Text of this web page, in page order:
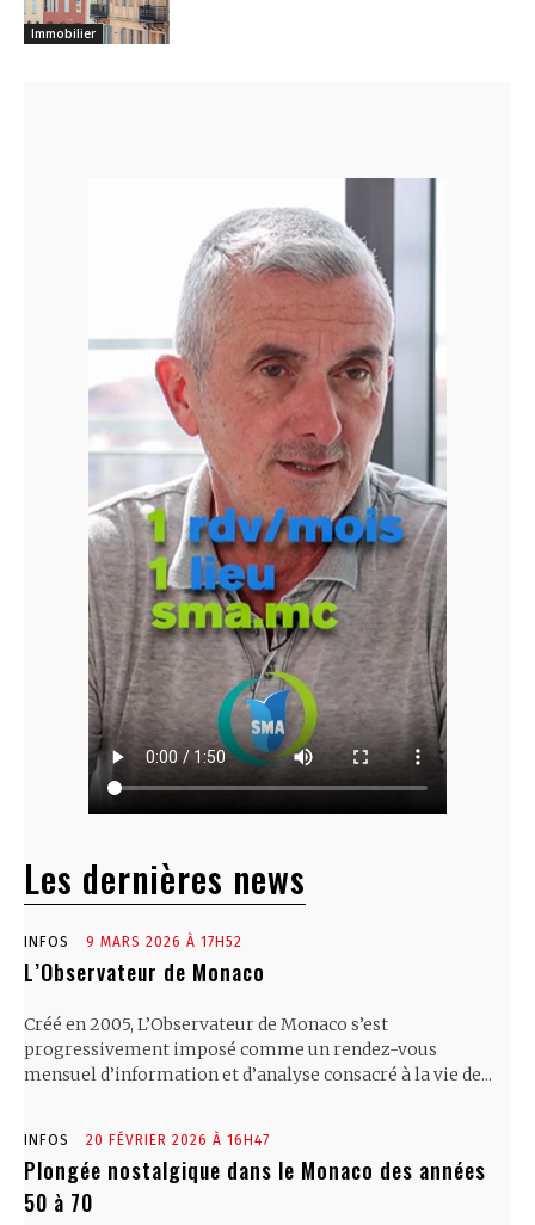
Immobilier
Les dernières news
INFOS 9 MARS 2026 À 17H52
L’Observateur de Monaco
Créé en 2005, L’Observateur de Monaco s’est
progressivement imposé comme un rendez-vous
mensuel d’information et d’analyse consacré à la vie de...
INFOS 20 FÉVRIER 2026 À 16H47
Plongée nostalgique dans le Monaco des années
50 à 70